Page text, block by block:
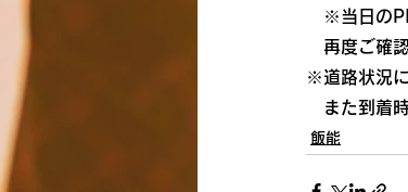
※当日の
再度ご確認
※道路状況
また到着時
飯能